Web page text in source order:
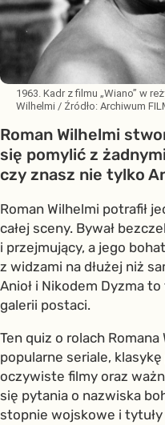
1963. Kadr z filmu „Wiano” w
Wilhelmi / Źródło: Archiwum
Roman Wilhelmi
się pomylić z
czy znasz nie tylko
Roman Wilhelmi potrafił
całej sceny. Bywał
i przejmujący, a jego
z widzami na dłużej niż
Anioł i Nikodem Dyzma
galerii postaci.
Ten quiz o rolach
popularne seriale,
oczywiste filmy oraz
się pytania o nazwiska
stopnie wojskowe i